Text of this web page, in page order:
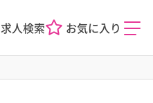
求人検索 お気に入り